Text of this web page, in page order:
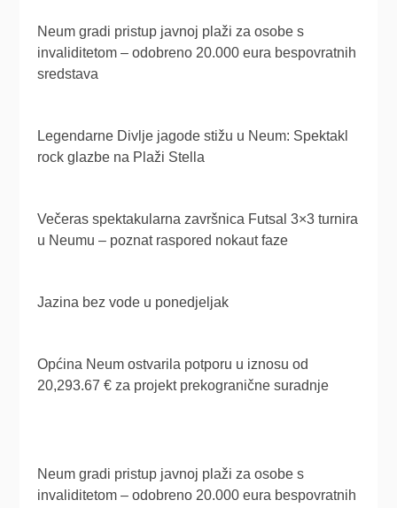
Neum gradi pristup javnoj plaži za osobe s
invaliditetom – odobreno 20.000 eura bespovratnih
sredstava
Legendarne Divlje jagode stižu u Neum: Spektakl
rock glazbe na Plaži Stella
Večeras spektakularna završnica Futsal 3×3 turnira
u Neumu – poznat raspored nokaut faze
Jazina bez vode u ponedjeljak
Općina Neum ostvarila potporu u iznosu od
20,293.67 € za projekt prekogranične suradnje
Neum gradi pristup javnoj plaži za osobe s
invaliditetom – odobreno 20.000 eura bespovratnih